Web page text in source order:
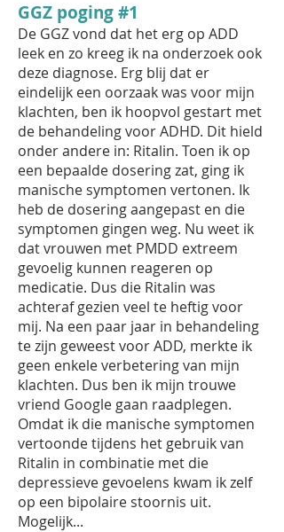
GGZ poging #1
De GGZ vond dat het erg op ADD
leek en zo kreeg ik na onderzoek ook
deze diagnose. Erg blij dat er
eindelijk een oorzaak was voor mijn
klachten, ben ik hoopvol gestart met
de behandeling voor ADHD. Dit hield
onder andere in: Ritalin. Toen ik op
een bepaalde dosering zat, ging ik
manische symptomen vertonen. Ik
heb de dosering aangepast en die
symptomen gingen weg. Nu weet ik
dat vrouwen met PMDD extreem
gevoelig kunnen reageren op
medicatie. Dus die Ritalin was
achteraf gezien veel te heftig voor
mij. Na een paar jaar in behandeling
te zijn geweest voor ADD, merkte ik
geen enkele verbetering van mijn
klachten. Dus ben ik mijn trouwe
vriend Google gaan raadplegen.
Omdat ik die manische symptomen
vertoonde tijdens het gebruik van
Ritalin in combinatie met die
depressieve gevoelens kwam ik zelf
op een bipolaire stoornis uit.
Mogelijk...